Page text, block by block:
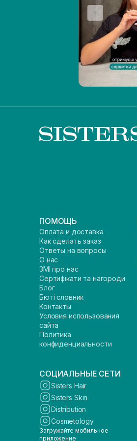
ПОМОЩЬ
Оплата и доставка
Как сделать заказ
Ответы на вопросы
О нас
ЗМІ про нас
Сертифікати та нагороди
Блог
Бюті словник
Контакты
Условия использования
сайта
Политика
конфиденциальности
СОЦИАЛЬНЫЕ СЕТИ
Sisters Hair
Sisters Skin
Distribution
Cosmetology
Загружайте мобильное
приложение